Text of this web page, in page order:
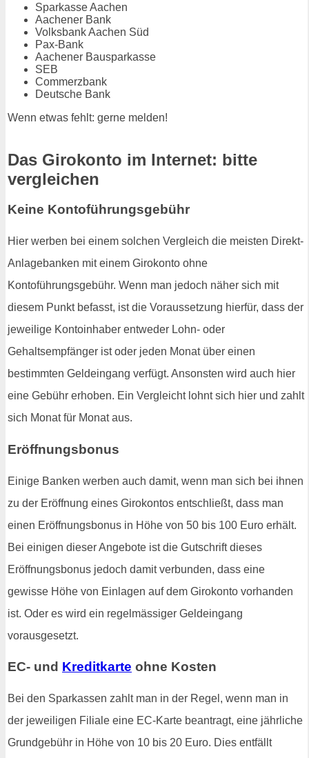
Sparkasse Aachen
Aachener Bank
Volksbank Aachen Süd
Pax-Bank
Aachener Bausparkasse
SEB
Commerzbank
Deutsche Bank
Wenn etwas fehlt: gerne melden!
Das Girokonto im Internet: bitte
vergleichen
Keine Kontoführungsgebühr
Hier werben bei einem solchen Vergleich die meisten Direkt-
Anlagebanken mit einem Girokonto ohne
Kontoführungsgebühr. Wenn man jedoch näher sich mit
diesem Punkt befasst, ist die Voraussetzung hierfür, dass der
jeweilige Kontoinhaber entweder Lohn- oder
Gehaltsempfänger ist oder jeden Monat über einen
bestimmten Geldeingang verfügt. Ansonsten wird auch hier
eine Gebühr erhoben. Ein Vergleicht lohnt sich hier und zahlt
sich Monat für Monat aus.
Eröffnungsbonus
Einige Banken werben auch damit, wenn man sich bei ihnen
zu der Eröffnung eines Girokontos entschließt, dass man
einen Eröffnungsbonus in Höhe von 50 bis 100 Euro erhält.
Bei einigen dieser Angebote ist die Gutschrift dieses
Eröffnungsbonus jedoch damit verbunden, dass eine
gewisse Höhe von Einlagen auf dem Girokonto vorhanden
ist. Oder es wird ein regelmässiger Geldeingang
vorausgesetzt.
EC- und Kreditkarte ohne Kosten
Bei den Sparkassen zahlt man in der Regel, wenn man in
der jeweiligen Filiale eine EC-Karte beantragt, eine jährliche
Grundgebühr in Höhe von 10 bis 20 Euro. Dies entfällt